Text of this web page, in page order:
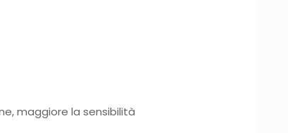
maggiore la sensibilità